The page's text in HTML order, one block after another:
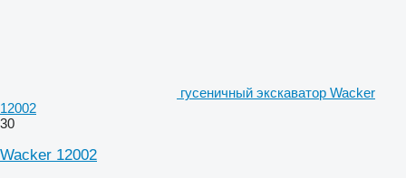
гусеничный экскаватор Wacker
12002
30
Wacker 12002